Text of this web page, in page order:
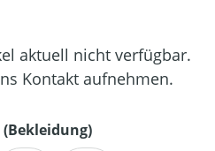
aktuell nicht verfügbar.
Kontakt aufnehmen.
auswählen